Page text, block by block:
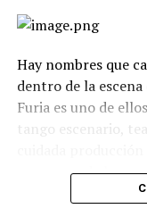
Hay nombres que
dentro de la
Furia es uno de
tango escenario,
como uno de los